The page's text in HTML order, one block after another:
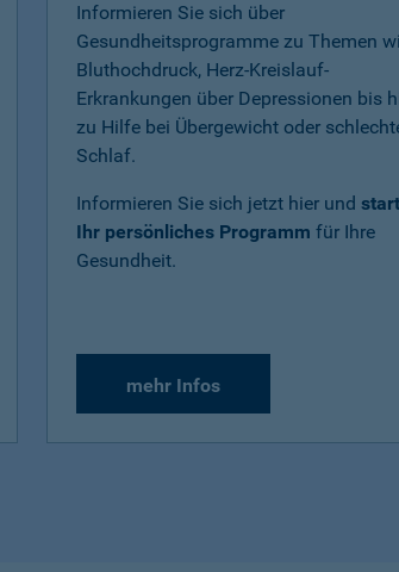
Informieren Sie sich über
Gesundheitsprogramme zu Themen
Bluthochdruck, Herz-Kreislauf-
Erkrankungen über Depressionen bis
zu Hilfe bei Übergewicht oder
Schlaf.
Informieren Sie sich jetzt hier und
Ihr persönliches Programm für Ihre
Gesundheit.
mehr Infos